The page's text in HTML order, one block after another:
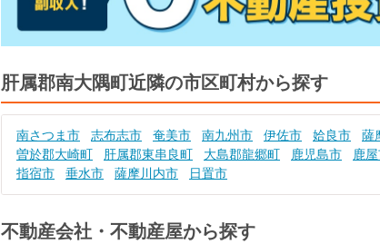
肝属郡南大隅町近隣の市区町村から探す
南さつま市 志布志市 奄美市 南九州市 伊佐市 姶良市 薩
曽於郡大崎町
肝属郡東串良町 大島郡龍郷町 鹿児島市 鹿
指宿市
垂水市 薩摩川内市 日置市
不動産会社・不動産屋から探す